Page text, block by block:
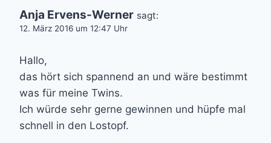
Anja Ervens-Werner sagt:
12. März 2016 um 12:47 Uhr
Hallo,
das hört sich spannend an und wäre bestimmt
was für meine Twins.
Ich würde sehr gerne gewinnen und hüpfe mal
schnell in den Lostopf.